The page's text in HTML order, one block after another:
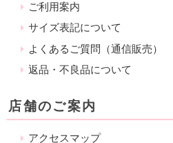
ご利用案内
サイズ表記について
よくあるご質問（通信販売）
返品・不良品について
店舗のご案内
アクセスマップ